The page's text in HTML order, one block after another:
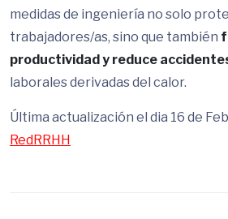
medidas de ingeniería no solo
trabajadores/as, sino que también
productividad y reduce
laborales derivadas del calor.
Última actualización el dia 16 de
RedRRHH